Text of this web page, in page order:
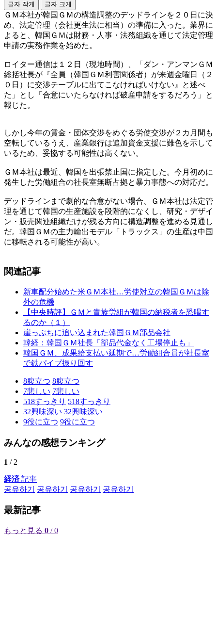
글자 작게 글자 크게
ＧＭ本社が韓国ＧＭの構造調整のデッドラインを２０日に決
め、法定管理（会社更生法に相当）の準備に入った。業界に
よると、韓国ＧＭは財務・人事・法務組織を通じて法定管理
申請の実務作業を始めた。
ロイター通信は１２日（現地時間）、「ダン・アンマンＧＭ
総括社長が『全員（韓国ＧＭ利害関係者）が来週金曜日（２
０日）に交渉テーブルに出てこなければいけない』と述べ
た」とし「合意にいたらなければ破産申請をするだろう」と
報じた。
しかし今年の賃金・団体交渉をめぐる労使交渉が２カ月間も
空転しているうえ、産業銀行は追加資金支援に難色を示して
いるため、妥協する可能性は高くない。
ＧＭ本社は最近、韓国を出張禁止国に指定した。今月初めに
発生した労働組合の社長室無断占拠と暴力事態への対応だ。
デッドラインまで劇的な合意がない場合、ＧＭ本社は法定管
理を通じて韓国の生産施設を段階的になくし、研究・デザイ
ン・販売関連組織だけが残る方向に構造調整を進める見通し
だ。韓国ＧＭの主力輸出モデル「トラックス」の生産は中国
に移転される可能性が高い。
関連記事
新車配分始めた米ＧＭ本社…労使対立の韓国ＧＭは除
外の危機
【中央時評】ＧＭと貴族労組が韓国の納税者を恐喝す
るのか（１）
崖っぷちに追い込まれた韓国ＧＭ部品会社
韓経：韓国ＧＭ社長「部品代金なく工場停止も」
韓国ＧＭ、成果給支払い延期で…労働組合員が社長室
で鉄パイプ振り回す
8腹立つ 8腹立つ
7悲しい 7悲しい
518すっきり 518すっきり
32興味深い 32興味深い
9役に立つ 9役に立つ
みんなの感想ランキング
1 / 2
経済記事
공유하기
공유하기 공유하기 공유하기
最新記事
もっと見る 0 / 0